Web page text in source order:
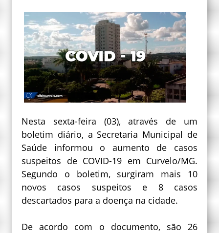
Nesta sexta-feira (03), através de um
boletim diário, a Secretaria Municipal de
Saúde informou o aumento de casos
suspeitos de COVID-19 em Curvelo/MG.
Segundo o boletim, surgiram mais 10
novos casos suspeitos e 8 casos
descartados para a doença na cidade.
De acordo com o documento, são 26